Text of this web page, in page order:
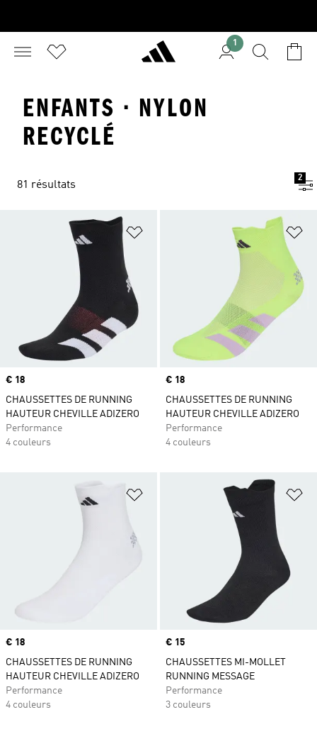
1
ENFANTS · NYLON
RECYCLÉ
81 résultats
2
Ajouter à la Liste de produits
Prix
€ 18
CHAUSSETTES DE RUNNING
HAUTEUR CHEVILLE ADIZERO
Performance
4 couleurs
Prix
€ 18
CHAUSSETTES DE RUNNING
HAUTEUR CHEVILLE ADIZERO
Performance
4 couleurs
Ajouter à la Liste de produits
Prix
€ 18
CHAUSSETTES DE RUNNING
HAUTEUR CHEVILLE ADIZERO
Performance
4 couleurs
Prix
€ 15
CHAUSSETTES MI-MOLLET
RUNNING MESSAGE
Performance
3 couleurs